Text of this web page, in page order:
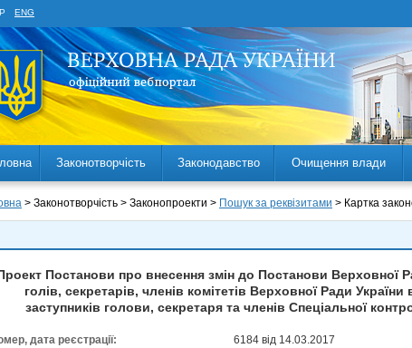
ENG
Законотворчість Законодавство Очищення влади
> Законотворчість > Законопроекти > Пошук за реквізитами > Картка
Постанови про внесення змін до Постанови Верховної
голів, секретарів, членів комітетів Верховної Ради
заступників голови, секретаря та членів Спеціальної
дата реєстрації:
6184 від 14.03.2017